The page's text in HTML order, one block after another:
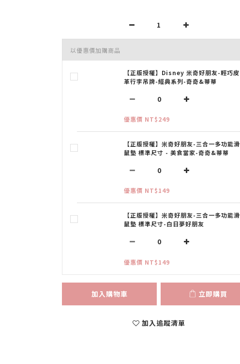
以優惠價加購商品
【正版授權】Disney 米奇好朋友-輕巧皮
革行李吊牌-經典系列-奇奇&蒂蒂
優惠價 NT$249
【正版授權】米奇好朋友-三合一多功能滑
鼠墊 標準尺寸 - 美食當家-奇奇&蒂蒂
優惠價 NT$149
【正版授權】米奇好朋友-三合一多功能滑
鼠墊 標準尺寸-白日夢好朋友
優惠價 NT$149
加入購物車 立即購買
加入追蹤清單